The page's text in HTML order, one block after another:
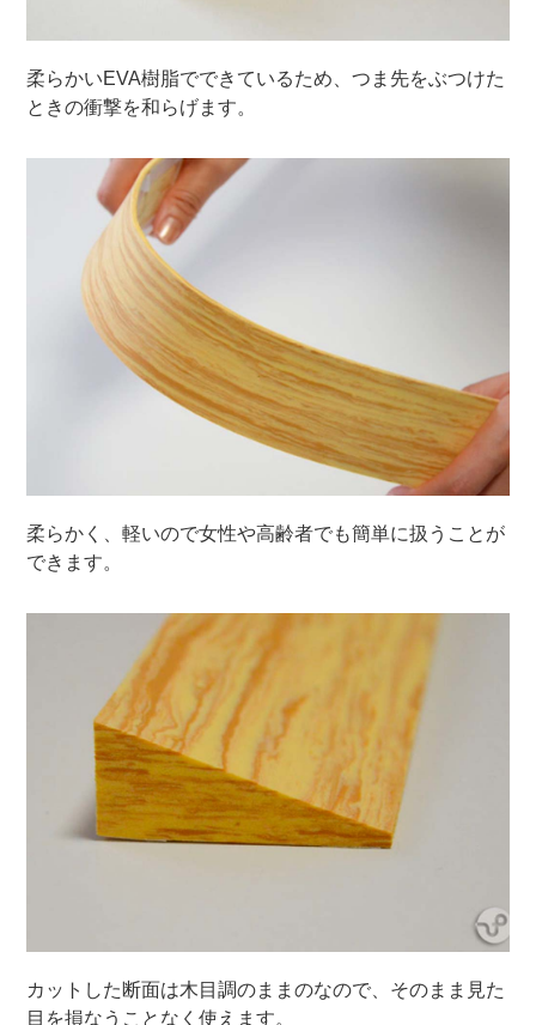
柔らかいEVA樹脂でできているため、つま先をぶつけた
ときの衝撃を和らげます。
柔らかく、軽いので女性や高齢者でも簡単に扱うことが
できます。
カットした断面は木目調のままのなので、そのまま見た
目を損なうことなく使えます。